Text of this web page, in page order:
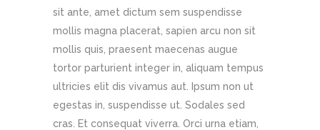
sit ante, amet dictum sem suspendisse
mollis magna placerat, sapien arcu non sit
mollis quis, praesent maecenas augue
tortor parturient integer in, aliquam tempus
ultricies elit dis vivamus aut. Ipsum non ut
egestas in, suspendisse ut. Sodales sed
cras. Et consequat viverra. Orci urna etiam,